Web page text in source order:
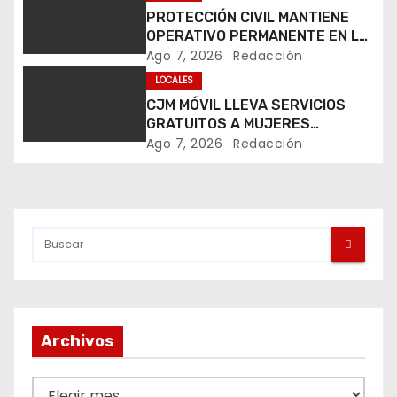
n
e
a
d
PROTECCIÓN CIVIL MANTIENE
OPERATIVO PERMANENTE EN LA
FENAPO 2026
Ago 7, 2026 Redacción
LOCALES
CJM MÓVIL LLEVA SERVICIOS
GRATUITOS A MUJERES
DURANTE LA FENAPO 2026
Ago 7, 2026 Redacción
Archivos